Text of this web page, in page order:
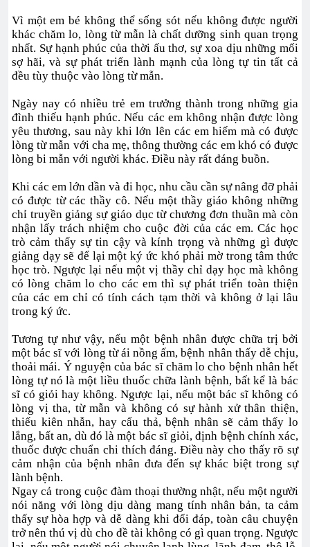
Vì một em bé không thể sống sót nếu không được người
khác chăm lo, lòng từ mẫn là chất dưỡng sinh quan trọng
nhất. Sự hạnh phúc của thời ấu thơ, sự xoa dịu những mối
sợ hãi, và sự phát triển lành mạnh của lòng tự tin tất cả
đều tùy thuộc vào lòng từ mẫn.
Ngày nay có nhiều trẻ em trưởng thành trong những gia
đình thiếu hạnh phúc. Nếu các em không nhận được lòng
yêu thương, sau này khi lớn lên các em hiếm mà có được
lòng từ mẫn với cha mẹ, thông thường các em khó có được
lòng bi mẫn với người khác. Điều này rất đáng buồn.
Khi các em lớn dần và đi học, nhu cầu cần sự nâng đỡ phải
có được từ các thầy cô. Nếu một thầy giáo không những
chỉ truyền giảng sự giáo dục từ chương đơn thuần mà còn
nhận lấy trách nhiệm cho cuộc đời của các em. Các học
trò cảm thấy sự tin cậy và kính trọng và những gì được
giảng dạy sẽ để lại một ký ức khó phải mờ trong tâm thức
học trò. Ngược lại nếu một vị thầy chỉ dạy học mà không
có lòng chăm lo cho các em thì sự phát triển toàn thiện
của các em chỉ có tính cách tạm thời và không ở lại lâu
trong ký ức.
Tương tự như vậy, nếu một bệnh nhân được chữa trị bởi
một bác sĩ với lòng từ ái nồng ấm, bệnh nhân thấy dễ chịu,
thoải mái. Ý nguyện của bác sĩ chăm lo cho bệnh nhân hết
lòng tự nó là một liều thuốc chữa lành bệnh, bất kể là bác
sĩ có giỏi hay không. Ngược lại, nếu một bác sĩ không có
lòng vị tha, từ mẫn và không có sự hành xử thân thiện,
thiếu kiên nhẫn, hay cẩu thả, bệnh nhân sẽ cảm thấy lo
lắng, bất an, dù đó là một bác sĩ giỏi, định bệnh chính xác,
thuốc được chuẩn chi thích đáng. Điều này cho thấy rõ sự
cảm nhận của bệnh nhân đưa đến sự khác biệt trong sự
lành bệnh.
Ngay cả trong cuộc đàm thoại thường nhật, nếu một người
nói năng với lòng dịu dàng mang tính nhân bản, ta cảm
thấy sự hòa hợp và dễ dàng khi đối đáp, toàn câu chuyện
trở nên thú vị dù cho đề tài không có gì quan trọng. Ngược